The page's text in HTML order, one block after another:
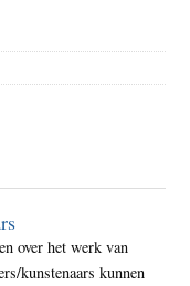
over het werk van
kunstenaars kunnen